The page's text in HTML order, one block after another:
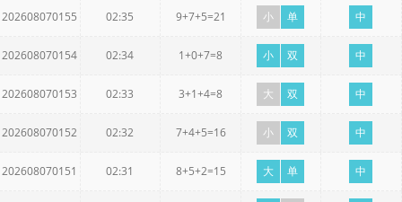
202608070155 02:35 9+7+5=21 小 单 中
202608070154 02:34 1+0+7=8 小 双 中
202608070153 02:33 3+1+4=8 大 双 中
202608070152 02:32 7+4+5=16 小 双 中
202608070151 02:31 8+5+2=15 大 单 中